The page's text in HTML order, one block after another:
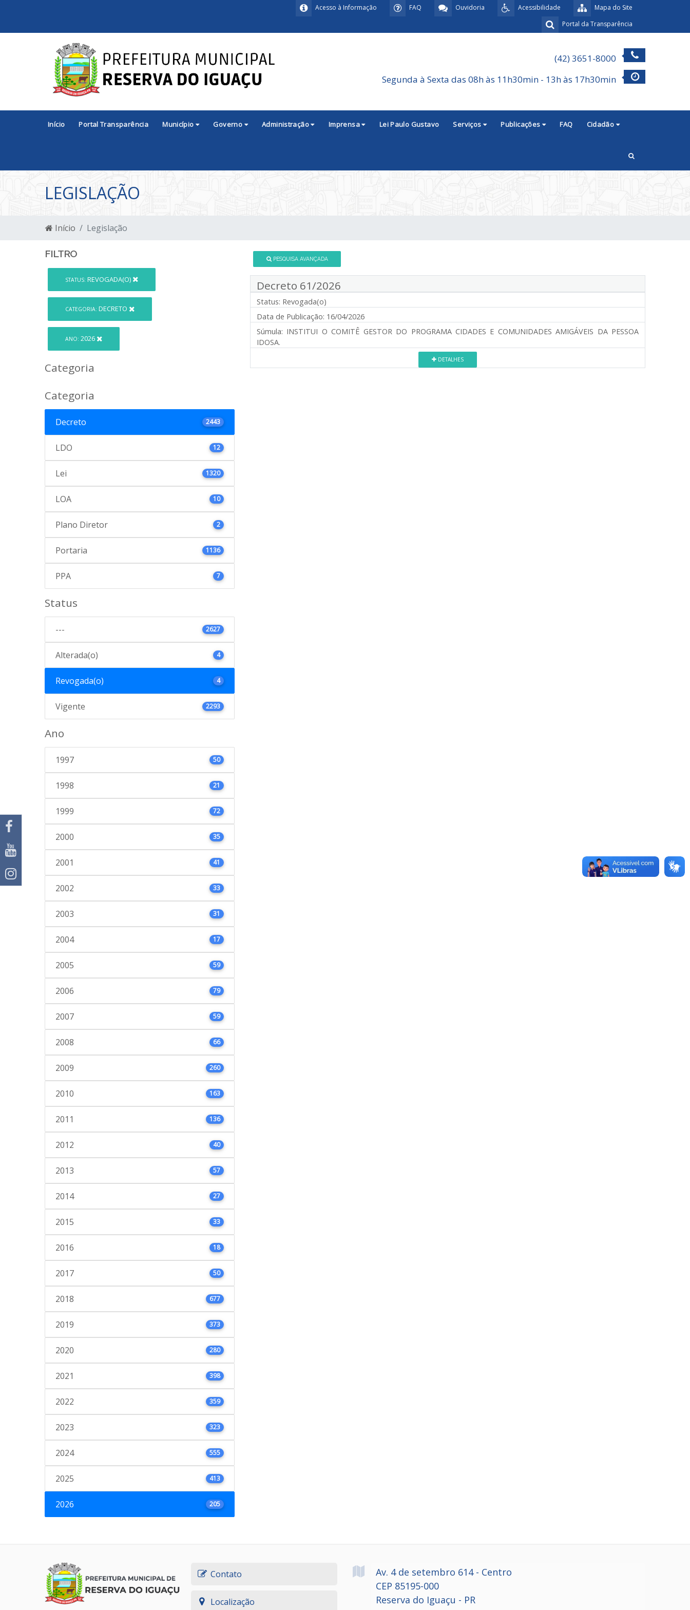
Mapa do Site
Acessibilidade
Ouvidoria
FAQ
Acesso à Informação
Portal da Transparência
(42) 3651-8000
Segunda à Sexta das 08h às 11h30min - 13h às 17h30min
Início Portal Transparência Município Governo Administração Imprensa Lei Paulo Gustavo Serviços Publicações FAQ Cidadão
LEGISLAÇÃO
Início Legislação
FILTRO
STATUS: REVOGADA(O)
CATEGORIA: DECRETO
ANO: 2026
Categoria
Categoria
Decreto 2443
LDO 12
Lei 1320
LOA 10
Plano Diretor 2
Portaria 1136
PPA 7
Status
--- 2627
Alterada(o) 4
Revogada(o) 4
Vigente 2293
Ano
1997 50
1998 21
1999 72
2000 35
2001 41
2002 33
2003 31
2004 17
2005 59
2006 79
2007 59
2008 66
2009 260
2010 163
2011 136
2012 40
2013 57
2014 27
2015 33
2016 18
2017 50
2018 677
2019 373
2020 280
2021 398
2022 359
2023 323
2024 555
2025 413
2026 205
PESQUISA AVANÇADA
Decreto 61/2026
Status: Revogada(o)
Data de Publicação: 16/04/2026
Súmula: INSTITUI O COMITÊ GESTOR DO PROGRAMA CIDADES E COMUNIDADES AMIGÁVEIS DA PESSOA
IDOSA.
DETALHES
Contato
Localização
Av. 4 de setembro 614 - Centro
CEP 85195-000
Reserva do Iguaçu - PR